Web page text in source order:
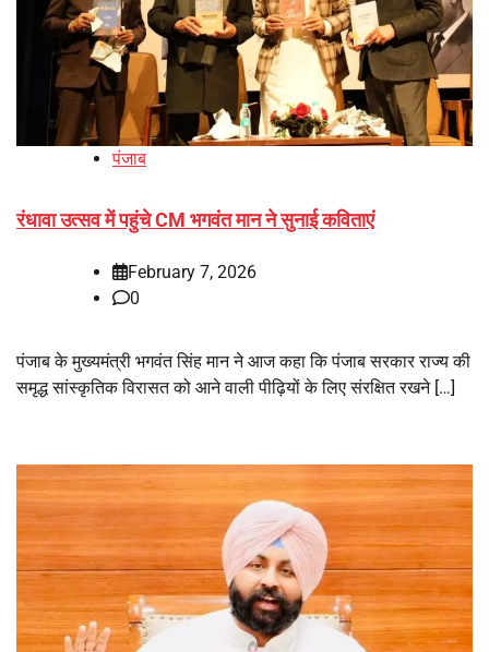
पंजाब
रंधावा उत्सव में पहुंचे CM भगवंत मान ने सुनाई कविताएं
February 7, 2026
0
पंजाब के मुख्यमंत्री भगवंत सिंह मान ने आज कहा कि पंजाब सरकार राज्य की
समृद्ध सांस्कृतिक विरासत को आने वाली पीढ़ियों के लिए संरक्षित रखने […]